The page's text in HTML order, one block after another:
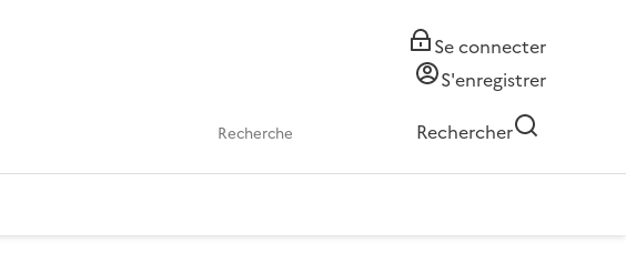
Se connecter
S'enregistrer
Rechercher